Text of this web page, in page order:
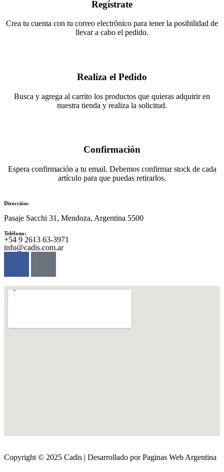
Regístrate
Crea tu cuenta con tu correo electrónico para tener la posibilidad de
llevar a cabo el pedido.
Realiza el Pedido
Busca y agrega al carrito los productos que quieras adquirir en
nuestra tienda y realiza la solicitud.
Confirmación
Espera confirmación a tu email. Debemos confirmar stock de cada
artículo para que puedas retirarlos.
Dirección:
Pasaje Sacchi 31, Mendoza, Argentina 5500
Teléfono:
‪+54 9 2613 63‑3971‬
info@cadis.com.ar
Copyright © 2025 Cadis | Desarrollado por Paginas Web Argentina